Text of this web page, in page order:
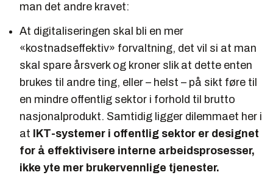
man det andre kravet:
At digitaliseringen skal bli en mer
«kostnadseffektiv» forvaltning, det vil si at man
skal spare årsverk og kroner slik at dette enten
brukes til andre ting, eller – helst – på sikt føre til
en mindre offentlig sektor i forhold til brutto
nasjonalprodukt. Samtidig ligger dilemmaet her i
at
IKT-systemer i offentlig sektor er designet
for å effektivisere interne arbeidsprosesser,
ikke yte mer brukervennlige tjenester.